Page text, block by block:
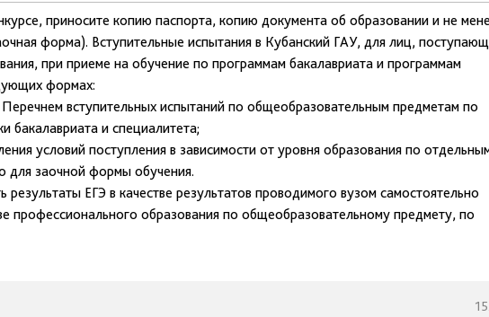
приносите копию паспорта, копию документа об образовании и не
форма). Вступительные испытания в Кубанский ГАУ, для лиц,
при приеме на обучение по программам бакалавриата и программам
формах:
Перечнем вступительных испытаний по общеобразовательным предметам по
бакалавриата и специалитета;
условий поступления в зависимости от уровня образования по
для заочной формы обучения.
ЕГЭ в качестве результатов проводимого вузом самостоятельно
профессионального образования по общеобразовательному предмету, по